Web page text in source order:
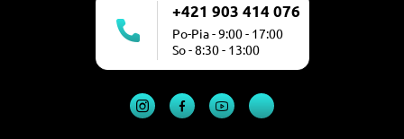
+421 903 414 076
Po-Pia - 9:00 - 17:00
So - 8:30 - 13:00